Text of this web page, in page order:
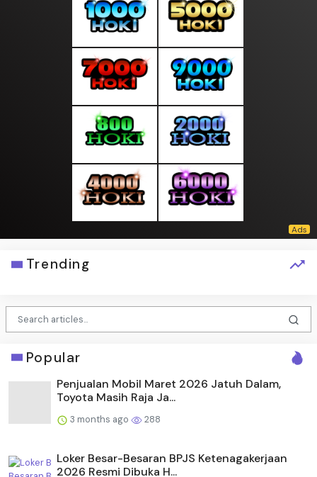
Trending
Popular
Penjualan Mobil Maret 2026 Jatuh Dalam,
Toyota Masih Raja Ja...
3 months ago 288
Loker Besar-Besaran BPJS Ketenagakerjaan
2026 Resmi Dibuka H...